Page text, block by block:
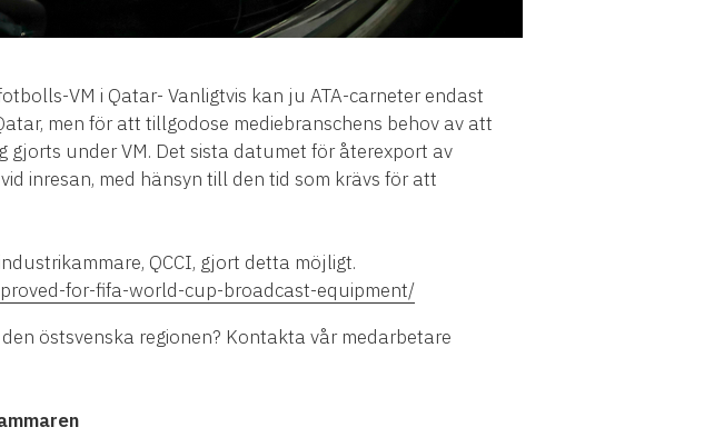
VM i Qatar- Vanligtvis kan ju ATA-carneter endast
men för att tillgodose mediebranschens behov av att
under VM. Det sista datumet för återexport av
inresan, med hänsyn till den tid som krävs för att
QCCI, gjort detta möjligt.
for-fifa-world-cup-broadcast-equipment/
östsvenska regionen? Kontakta vår medarbetare